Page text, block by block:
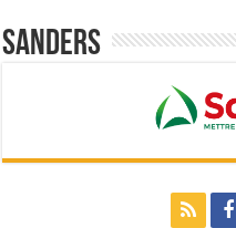
Sanders